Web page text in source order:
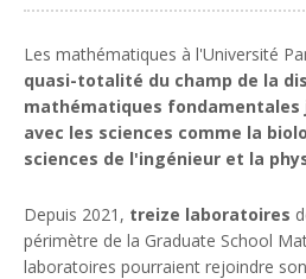
Les mathématiques à l'Université
quasi-totalité du champ de la
mathématiques
avec les sciences comme la
sciences de l'ingénieur et la
Depuis 2021, treize laboratoires
périmètre de la Graduate School
laboratoires pourraient rejoindre